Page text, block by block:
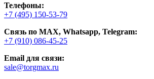
Телефоны:
+7 (495) 150-53-79
Связь по MAX, Whatsapp, Telegram:
+7 (910) 086-45-25
Email для связи:
sale@torgmax.ru